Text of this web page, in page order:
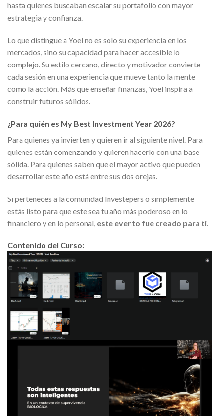
hasta quienes buscaban escalar su portafolio con mayor
estrategia y confianza.
Lo que distingue a Yoel no es solo su experiencia en los
mercados, sino su capacidad para hacer accesible lo
complejo. Su estilo cercano, directo y motivador convierte
cada sesión en una experiencia que mueve tanto la mente
como la acción. Más que enseñar finanzas, Yoel inspira a
construir futuros sólidos.
¿Para quién es My Best Investment Year 2026?
Para quienes ya invierten y quieren ir al siguiente nivel. Para
quienes están comenzando y quieren hacerlo con una base
sólida. Para quienes saben que el mayor activo que pueden
desarrollar este año está entre sus dos orejas.
Si perteneces a la comunidad Investepers o simplemente
estás listo para que este sea tu año más poderoso en lo
financiero y en lo personal, este evento fue creado para ti
Contenido del Curso: